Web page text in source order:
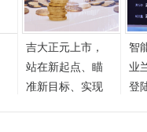
吉大正元上市，
站在新起点、瞄
准新目标、实现
智
业
登